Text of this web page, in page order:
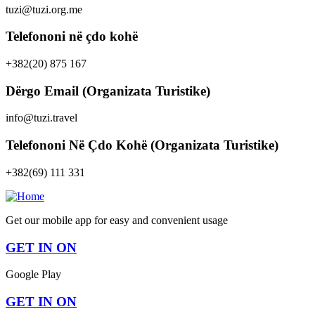
tuzi@tuzi.org.me
Telefononi në çdo kohë
+382(20) 875 167
Dërgo Email (Organizata Turistike)
info@tuzi.travel
Telefononi Në Çdo Kohë (Organizata Turistike)
+382(69) 111 331
Get our mobile app for easy and convenient usage
GET IN ON
Google Play
GET IN ON